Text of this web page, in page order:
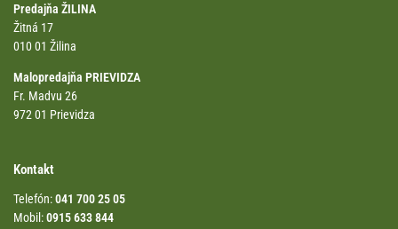
Predajňa ŽILINA
Žitná 17
010 01 Žilina
Malopredajňa PRIEVIDZA
Fr. Madvu 26
972 01 Prievidza
Kontakt
Telefón:041 700 25 05
Mobil:0915 633 844